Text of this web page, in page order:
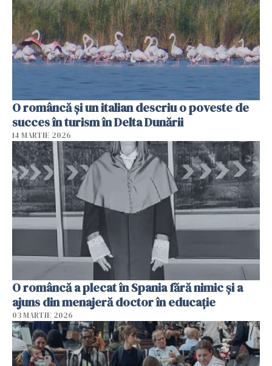
O româncă și un italian descriu o poveste de
succes în turism în Delta Dunării
14 MARTIE 2026
O româncă a plecat în Spania fără nimic și a
ajuns din menajeră doctor în educație
03 MARTIE 2026